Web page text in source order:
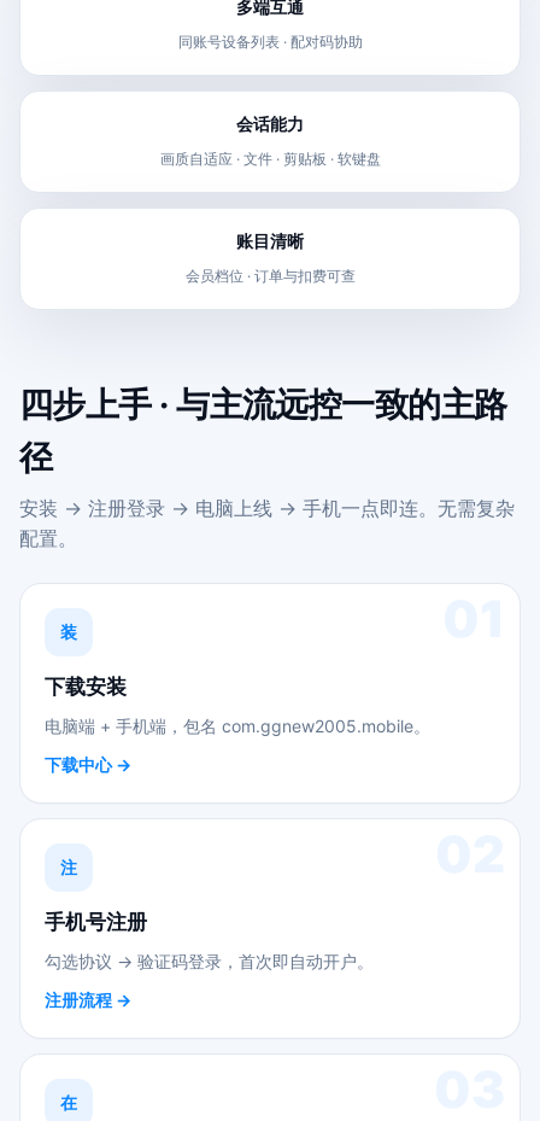
多端互通
同账号设备列表 · 配对码协助
会话能力
画质自适应 · 文件 · 剪贴板 · 软键盘
账目清晰
会员档位 · 订单与扣费可查
四步上手 · 与主流远控一致的主路
径
安装 → 注册登录 → 电脑上线 → 手机一点即连。无需复杂
配置。
装
下载安装
电脑端 + 手机端，包名 com.ggnew2005.mobile。
下载中心 →
注
手机号注册
勾选协议 → 验证码登录，首次即自动开户。
注册流程 →
在